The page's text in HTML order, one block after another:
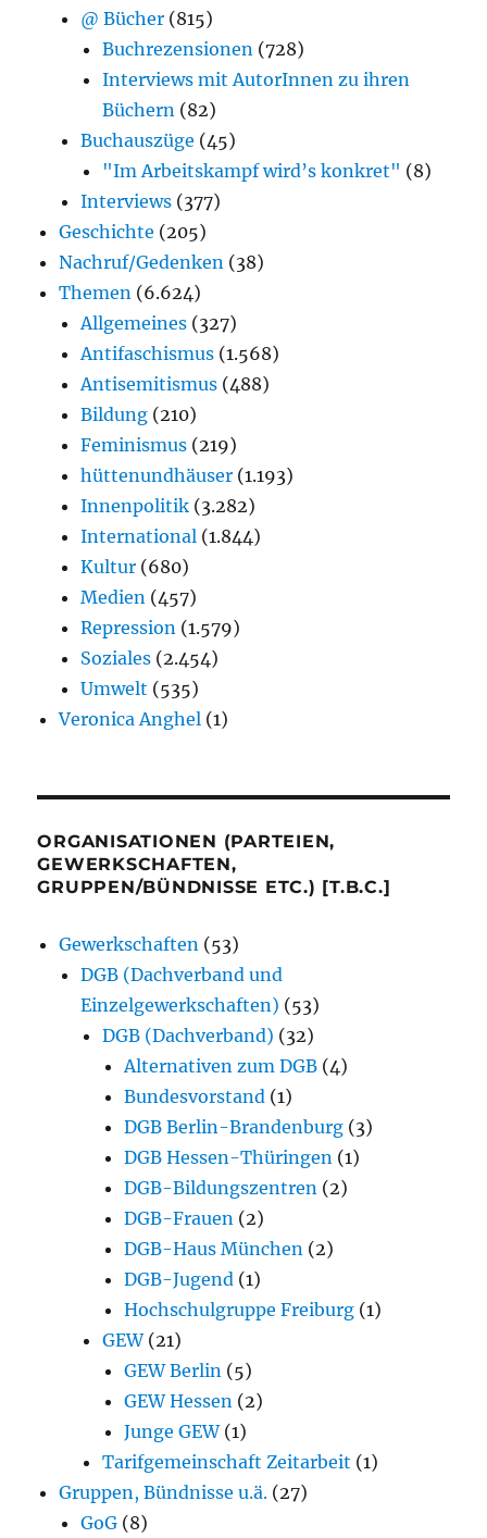
@ Bücher (815)
Buchrezensionen (728)
Interviews mit AutorInnen zu ihren
Büchern (82)
Buchauszüge (45)
"Im Arbeitskampf wird’s konkret" (8)
Interviews (377)
Geschichte (205)
Nachruf/Gedenken (38)
Themen (6.624)
Allgemeines (327)
Antifaschismus (1.568)
Antisemitismus (488)
Bildung (210)
Feminismus (219)
hüttenundhäuser (1.193)
Innenpolitik (3.282)
International (1.844)
Kultur (680)
Medien (457)
Repression (1.579)
Soziales (2.454)
Umwelt (535)
Veronica Anghel (1)
ORGANISATIONEN (PARTEIEN,
GEWERKSCHAFTEN,
GRUPPEN/BÜNDNISSE ETC.) [T.B.C.]
Gewerkschaften (53)
DGB (Dachverband und
Einzelgewerkschaften) (53)
DGB (Dachverband) (32)
Alternativen zum DGB (4)
Bundesvorstand (1)
DGB Berlin-Brandenburg (3)
DGB Hessen-Thüringen (1)
DGB-Bildungszentren (2)
DGB-Frauen (2)
DGB-Haus München (2)
DGB-Jugend (1)
Hochschulgruppe Freiburg (1)
GEW(21)
GEW Berlin (5)
GEW Hessen (2)
Junge GEW(1)
Tarifgemeinschaft Zeitarbeit (1)
Gruppen, Bündnisse u.ä. (27)
GoG (8)